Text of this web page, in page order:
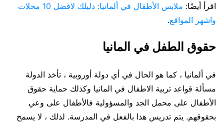
اقرأ أيضًا:
ملابس الأطفال في ألمانيا: دليلك لافضل 10 محلات
واشهر المواقع.
حقوق الطفل في المانيا
في ألمانيا ، كما هو الحال في أي دولة أوروبية ، تأخذ الدولة
مسألة قواعد تربية الاطفال في المانيا وكذلك حماية حقوق
الأطفال على محمل الجد والمسؤولية فالأطفال على وعي
بحقوقهم. يتم تدريس هذا بالفعل في المدرسة. لذلك ، لا يسمح